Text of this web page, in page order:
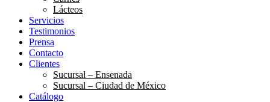
Lácteos
Servicios
Testimonios
Prensa
Contacto
Clientes
Sucursal – Ensenada
Sucursal – Ciudad de México
Catálogo